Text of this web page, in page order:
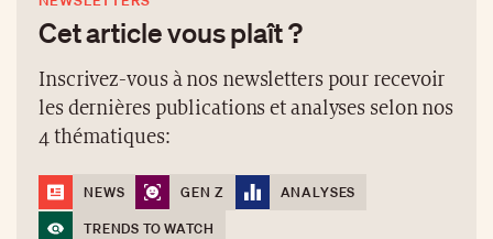
Cet article vous plaît ?
Inscrivez-vous à nos newsletters pour recevoir
les dernières publications et analyses selon nos
4 thématiques:
NEWS GEN Z
ANALYSES
TRENDS TO WATCH